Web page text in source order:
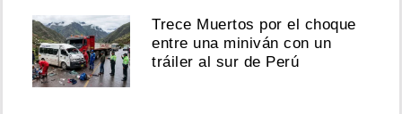
Trece Muertos por el choque
entre una miniván con un
tráiler al sur de Perú